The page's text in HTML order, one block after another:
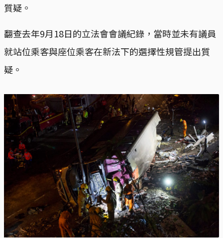
質疑。
翻查去年9月18日的立法會會議紀錄，當時並未有議員
就站位乘客與座位乘客在新法下的選擇性規管提出質
疑。